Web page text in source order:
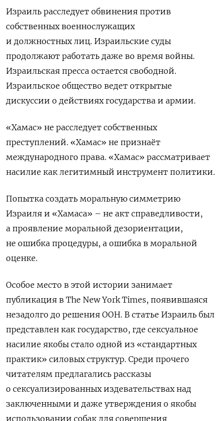
Израиль расследует обвинения против
собственных военнослужащих
и должностных лиц. Израильские суды
продолжают работать даже во время войны.
Израильская пресса остается свободной.
Израильское общество ведет открытые
дискуссии о действиях государства и армии.
«Хамас» не расследует собственных
преступлений. «Хамас» не признаёт
международного права. «Хамас» рассматривает
насилие как легитимный инструмент политики.
Попытка создать моральную симметрию
Израиля и «Хамаса» – не акт справедливости,
а проявление моральной дезориентации,
не ошибка процедуры, а ошибка в моральной
оценке.
Особое место в этой истории занимает
публикация в The New York Times, появившаяся
незадолго до решения ООН. В статье Израиль был
представлен как государство, где сексуальное
насилие якобы стало одной из «стандартных
практик» силовых структур. Среди прочего
читателям предлагались рассказы
о сексуализированных издевательствах над
заключенными и даже утверждения о якобы
использовании собак для совершения